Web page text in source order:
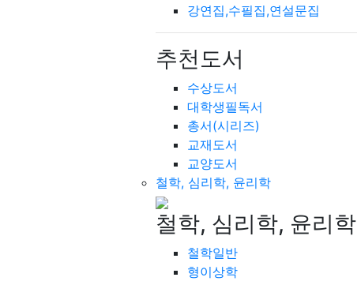
강연집,수필집,연설문집
추천도서
수상도서
대학생필독서
총서(시리즈)
교재도서
교양도서
철학, 심리학, 윤리학
철학, 심리학, 윤리학
철학일반
형이상학